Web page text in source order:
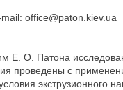
office@paton.kiev.ua
О. Патона
проведены с
экструзионного